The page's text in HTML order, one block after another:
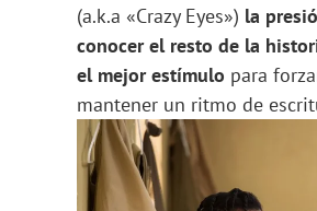
(a.k.a «Crazy Eyes») la
conocer el resto de la
el mejor estímulo para
mantener un ritmo de